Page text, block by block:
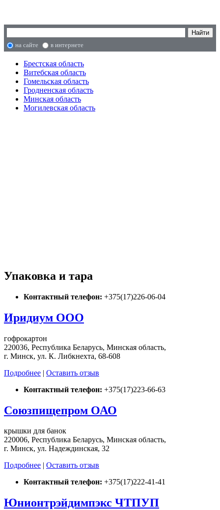
на сайте в интернете
Брестская область
Витебская область
Гомельская область
Гродненская область
Минская область
Могилевская область
Упаковка и тара
Контактный телефон: +375(17)226-06-04
Иридиум ООО
гофрокартон
220036, Республика Беларусь, Минская область,
г. Минск, ул. К. Либкнехта, 68-608
Подробнее | Оставить отзыв
Контактный телефон: +375(17)223-66-63
Союзпищепром ОАО
крышки для банок
220006, Республика Беларусь, Минская область,
г. Минск, ул. Надеждинская, 32
Подробнее | Оставить отзыв
Контактный телефон: +375(17)222-41-41
Юнионтрэйдимпэкс ЧТПУП